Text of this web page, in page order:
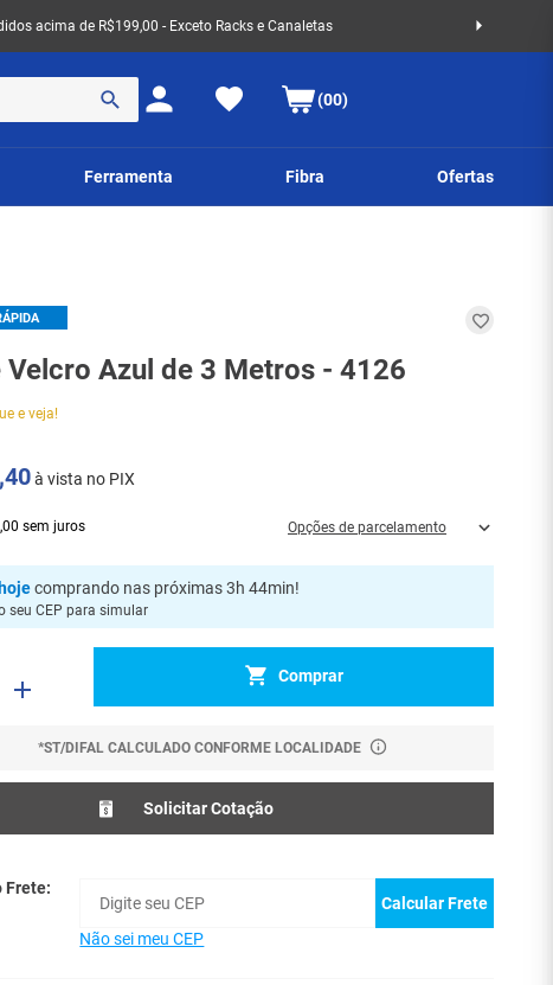
acima de R$199,00 - Exceto Racks e Canaletas
(00)
Ferramenta Fibra Ofertas
Velcro Azul de 3 Metros - 4126
e veja!
,40à vista no PIX
,00 sem juros Opções de parcelamento
hoje comprando nas próximas 3h 44min!
seu CEP para simular
Comprar
*ST/DIFAL CALCULADO CONFORME LOCALIDADE
Solicitar Cotação
Frete:
Calcular Frete
Não sei meu CEP